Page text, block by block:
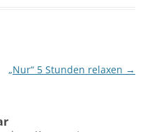
„Nur“ 5 Stunden relaxen →